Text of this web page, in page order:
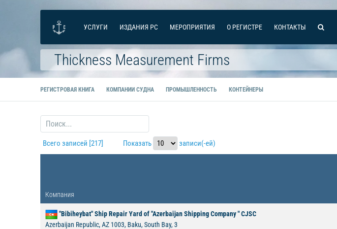
УСЛУГИ ИЗДАНИЯ РС МЕРОПРИЯТИЯ О РЕГИСТРЕ КОНТАКТЫ
Thickness Measurement Firms
РЕГИСТРОВАЯ КНИГА КОМПАНИИ СУДНА ПРОМЫШЛЕННОСТЬ КОНТЕЙНЕРЫ
Всего записей [217] Показать записи(-ей)
Компания
"Bibiheybat" Ship Repair Yard of "Azerbaijan Shipping Company " CJSC
Azerbaijan Republic, AZ 1003, Baku, South Bay, 3